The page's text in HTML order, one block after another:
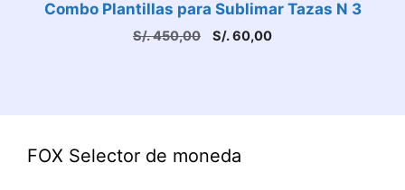
Combo Plantillas para Sublimar Tazas N 3
S/.450,00
El
S/.60,00El
FOX Selector de moneda